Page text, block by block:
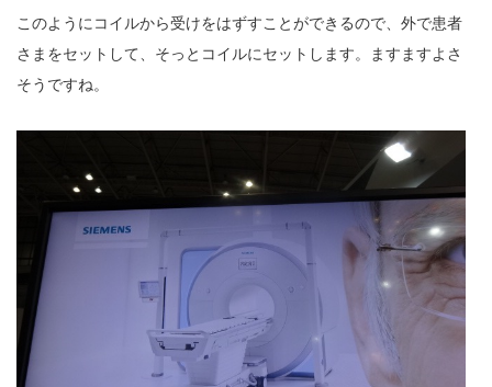
このようにコイルから受けをはずすことができるので、外で患者
さまをセットして、そっとコイルにセットします。ますますよさ
そうですね。